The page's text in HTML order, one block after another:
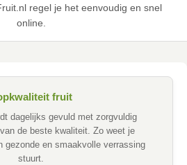
regel je het eenvoudig en snel
online.
fruit
dagelijks gevuld met zorgvuldig
de beste kwaliteit. Zo weet je
gezonde en smaakvolle verrassing
stuurt.